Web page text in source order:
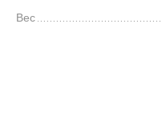
Вес